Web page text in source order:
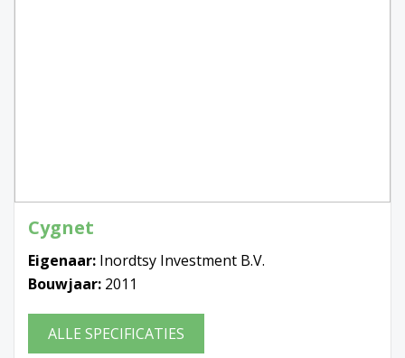
Cygnet
Eigenaar: Inordtsy Investment B.V.
Bouwjaar: 2011
ALLE SPECIFICATIES